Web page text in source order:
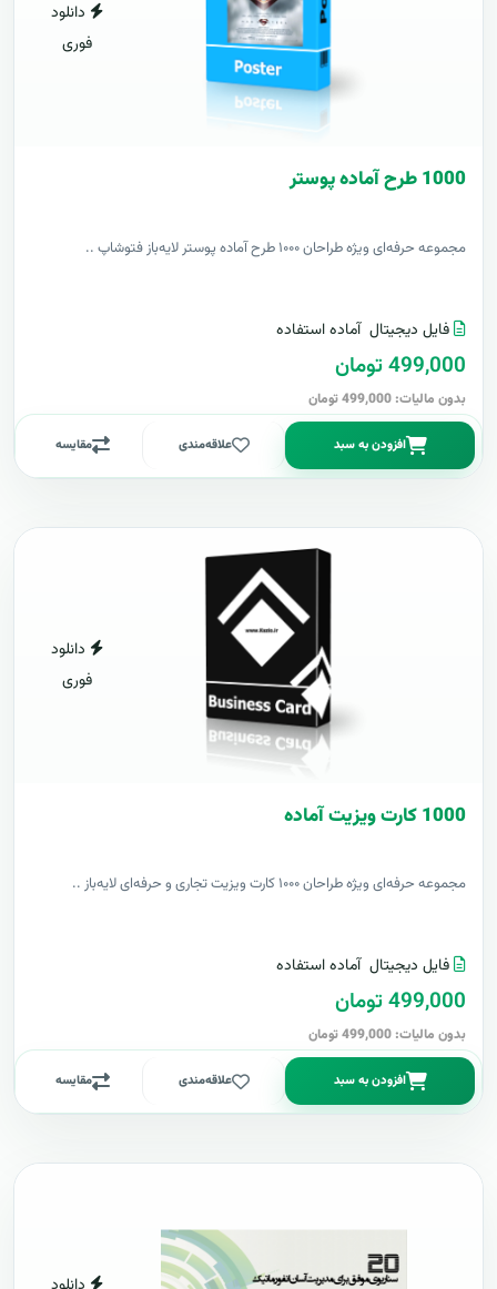
دانلود
فوری
1000 طرح آماده پوستر
مجموعه حرفه‌ای ویژه طراحان ۱۰۰۰ طرح آماده پوستر لایه‌باز فتوشاپ ..
فایل دیجیتال آماده استفاده
499,000 تومان
بدون مالیات: 499,000 تومان
افزودن به سبد علاقه‌مندی مقایسه
دانلود
فوری
1000 کارت ويزيت آماده
مجموعه حرفه‌ای ویژه طراحان ۱۰۰۰ کارت ویزیت تجاری و حرفه‌ای لایه‌باز ..
فایل دیجیتال آماده استفاده
499,000 تومان
بدون مالیات: 499,000 تومان
افزودن به سبد علاقه‌مندی مقایسه